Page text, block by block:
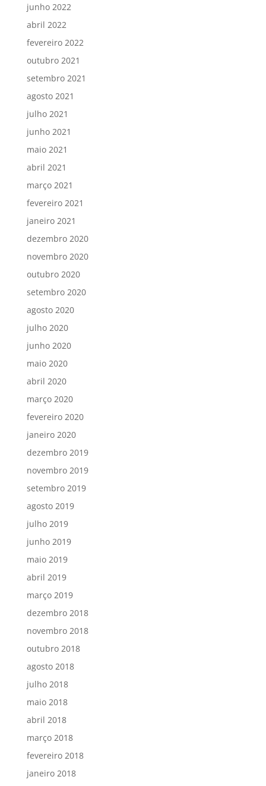
junho 2022
abril 2022
fevereiro 2022
outubro 2021
setembro 2021
agosto 2021
julho 2021
junho 2021
maio 2021
abril 2021
março 2021
fevereiro 2021
janeiro 2021
dezembro 2020
novembro 2020
outubro 2020
setembro 2020
agosto 2020
julho 2020
junho 2020
maio 2020
abril 2020
março 2020
fevereiro 2020
janeiro 2020
dezembro 2019
novembro 2019
setembro 2019
agosto 2019
julho 2019
junho 2019
maio 2019
abril 2019
março 2019
dezembro 2018
novembro 2018
outubro 2018
agosto 2018
julho 2018
maio 2018
abril 2018
março 2018
fevereiro 2018
janeiro 2018